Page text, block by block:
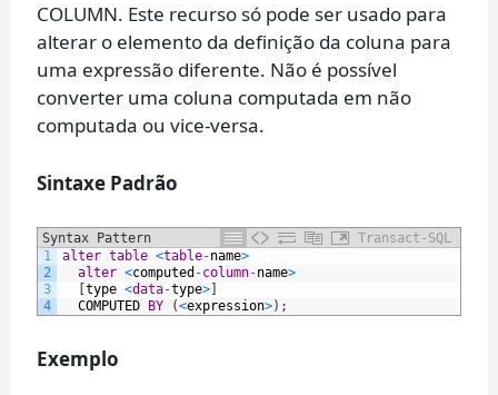
COLUMN. Este recurso só pode ser usado para
alterar o elemento da definição da coluna para
uma expressão diferente. Não é possível
converter uma coluna computada em não
computada ou vice-versa.
Sintaxe Padrão
Syntax Pattern
Transact-SQL
1
2
3
4
alter table <table-name>
alter <computed -column-name>
[type <data-type>
COMPUTED
BY (<expression>) ;
Exemplo